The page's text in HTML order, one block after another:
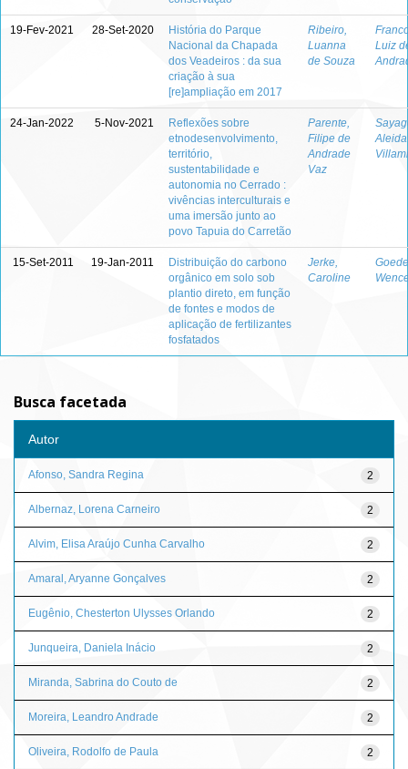
19-Fev-2021 28-Set-2020
História do Parque
Nacional da Chapada
dos Veadeiros : da sua
criação à sua
[re]ampliação em 2017
Ribeiro,
Luanna
de Souza
Luiz
24-Jan-2022 5-Nov-2021
Reflexões sobre
etnodesenvolvimento,
território,
sustentabilidade e
autonomia no Cerrado :
vivências interculturais e
uma imersão junto ao
povo Tapuia do Carretão
Parente,
Filipe de
Andrade
Vaz
Aleida
15-Set-2011 19-Jan-2011
Distribuição do carbono
orgânico em solo sob
plantio direto, em função
de fontes e modos de
aplicação de fertilizantes
fosfatados
Jerke,
Caroline
Busca facetada
Autor
2
Afonso, Sandra Regina
2
Albernaz, Lorena Carneiro
2
Alvim, Elisa Araújo Cunha Carvalho
2
Amaral, Aryanne Gonçalves
2
Eugênio, Chesterton Ulysses Orlando
2
Junqueira, Daniela Inácio
2
Miranda, Sabrina do Couto de
2
Moreira, Leandro Andrade
2
Oliveira, Rodolfo de Paula